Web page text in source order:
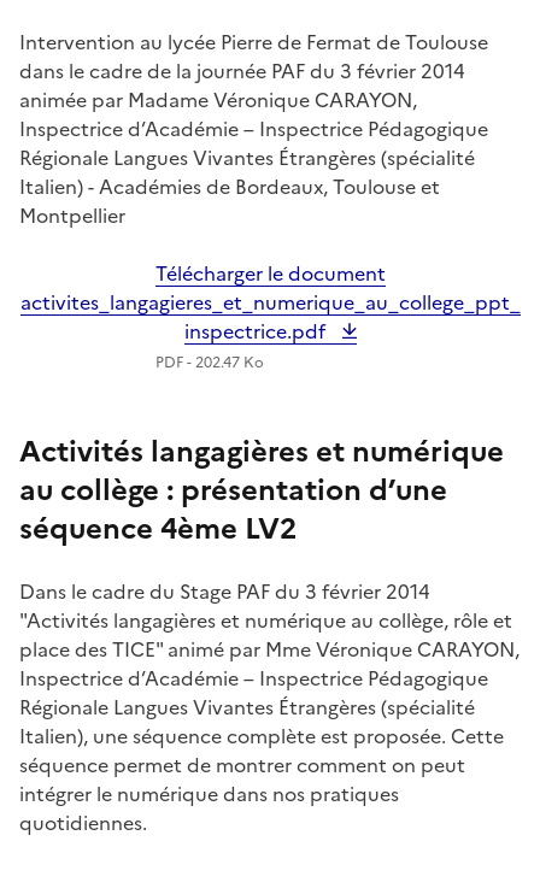
Intervention au lycée Pierre de Fermat de Toulouse
dans le cadre de la journée PAF du 3 février 2014
animée par Madame Véronique CARAYON,
Inspectrice d’Académie – Inspectrice Pédagogique
Régionale Langues Vivantes Étrangères (spécialité
Italien) - Académies de Bordeaux, Toulouse et
Montpellier
Télécharger le document
activites_langagieres_et_numerique_au_college_ppt_
inspectrice.pdf
PDF - 202.47 Ko
Activités langagières et numérique
au collège : présentation d’une
séquence 4ème LV2
Dans le cadre du Stage PAF du 3 février 2014
"Activités langagières et numérique au collège, rôle et
place des TICE" animé par Mme Véronique CARAYON,
Inspectrice d’Académie – Inspectrice Pédagogique
Régionale Langues Vivantes Étrangères (spécialité
Italien), une séquence complète est proposée. Cette
séquence permet de montrer comment on peut
intégrer le numérique dans nos pratiques
quotidiennes.